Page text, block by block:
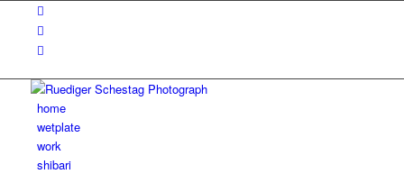
home
wetplate
work
shibari